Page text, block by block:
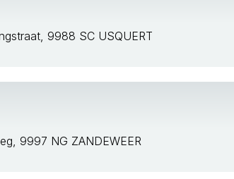
9988 SC USQUERT
9997 NG ZANDEWEER